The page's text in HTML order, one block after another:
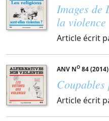
Images de
la violence
Article écrit
ANV NO 84 (2014)
Article écrit